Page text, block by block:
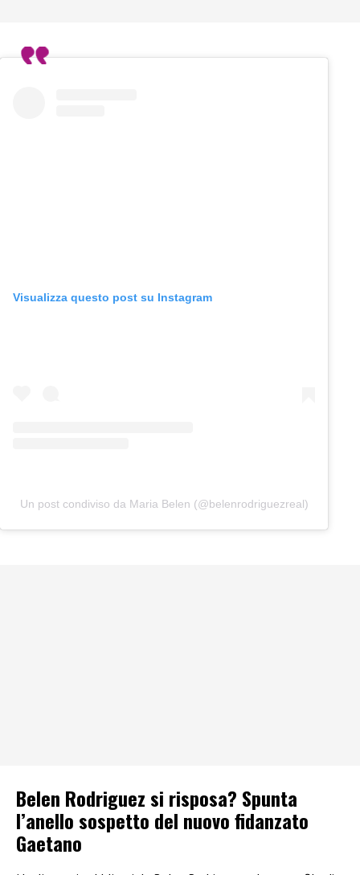
Visualizza questo post su Instagram
Un post condiviso da Maria Belen (@belenrodriguezreal)
Belen Rodriguez si risposa? Spunta
l’anello sospetto del nuovo fidanzato
Gaetano